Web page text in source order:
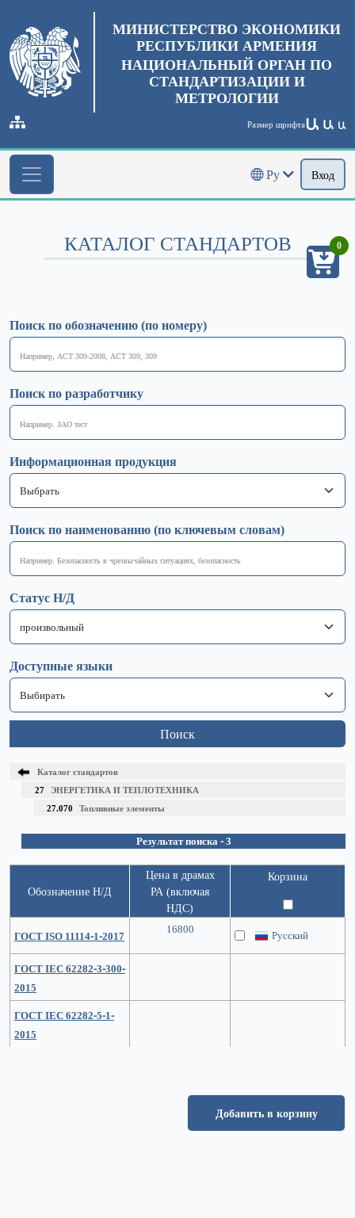
МИНИСТЕРСТВО ЭКОНОМИКИ
РЕСПУБЛИКИ АРМЕНИЯ
НАЦИОНАЛЬНЫЙ ОРГАН ПО
СТАНДАРТИЗАЦИИ И
МЕТРОЛОГИИ
Размер шрифтаԱ Ա Ա
Ру Вход
КАТАЛОГ СТАНДАРТОВ
Поиск по обозначению (по номеру)
Поиск по разработчику
Информационная продукция
Поиск по наименованию (по ключевым словам)
Статус Н/Д
Доступные языки
Поиск
Каталог стандартов
27 ЭНЕРГЕТИКА И ТЕПЛОТЕХНИКА
27.070 Топливные элементы
Результат поиска - 3
Обозначение Н/Д
Цена в драмах
РА (включая
НДС)
Корзина
ГОСТ ISO 11114-1-2017 16800 Русский
ГОСТ IEC 62282-3-300-
2015
ГОСТ IEC 62282-5-1-
2015
Добавить в корзину
0